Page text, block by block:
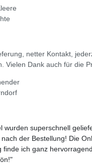
netter Kontakt,
Vielen Dank auch für die
wurden superschnell
der Bestellung! Die
finde ich ganz hervorragend.